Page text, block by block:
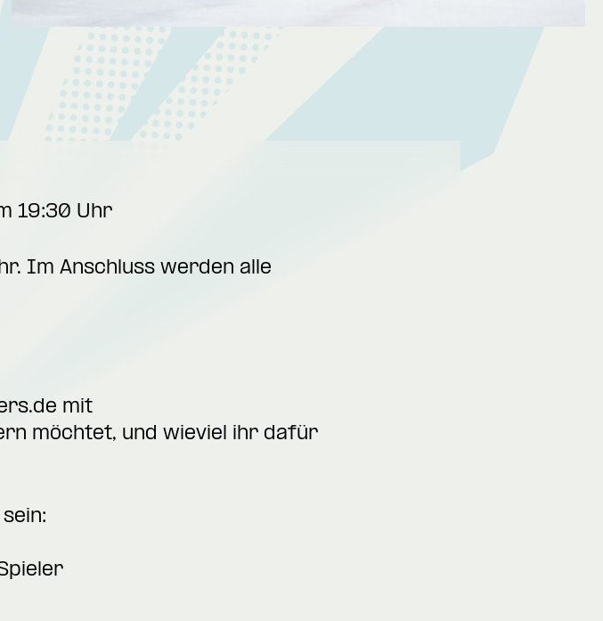
19:30 Uhr
Im Anschluss werden alle
mit
möchtet, und wieviel ihr dafür